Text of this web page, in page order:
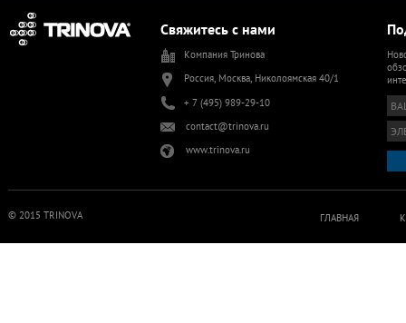
Свяжитесь с нами
Компания Тринова
Россия, Москва, Николоямская 40/1
+ 7 (495) 989-29-10
contact@trinova.ru
www.trinova.ru
ГЛАВНАЯ
© 2015 TRINOVA